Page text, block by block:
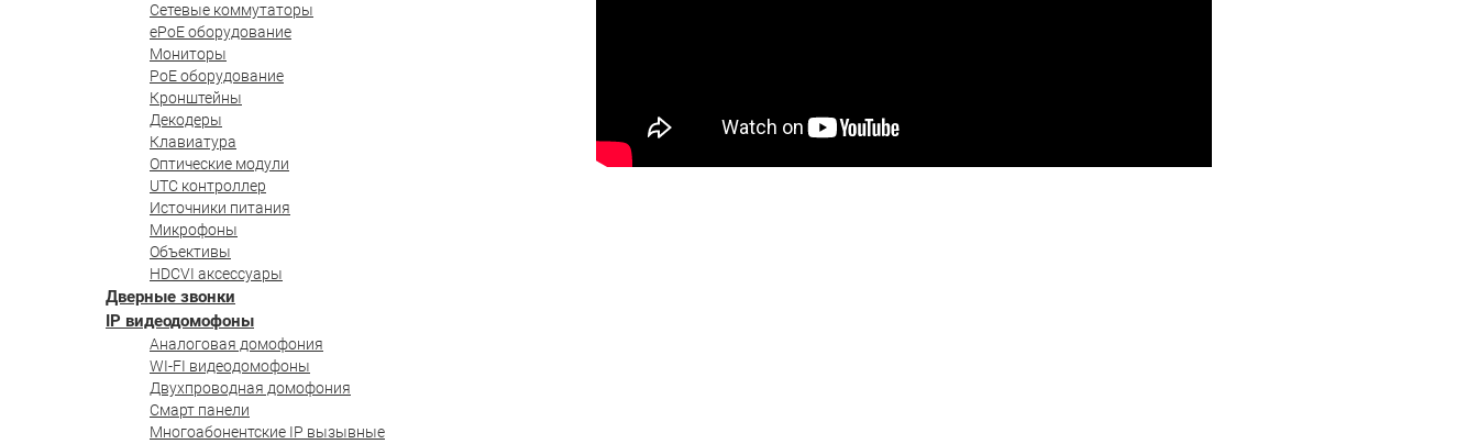
Сетевые коммутаторы
ePoE оборудование
Мониторы
PoE оборудование
Кронштейны
Декодеры
Клавиатура
Оптические модули
UTC контроллер
Источники питания
Микрофоны
Объективы
HDCVI аксессуары
Дверные звонки
IP видеодомофоны
Аналоговая домофония
WI-FI видеодомофоны
Двухпроводная домофония
Смарт панели
Многоабонентские IP вызывные